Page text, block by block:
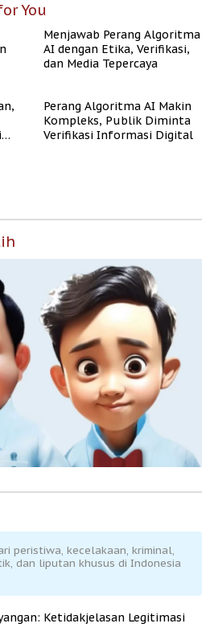
You
Menjawab Perang Algoritma
AI dengan Etika, Verifikasi,
dan Media Tepercaya
Perang Algoritma AI Makin
Kompleks, Publik Diminta
Verifikasi Informasi Digital
peristiwa, kecelakaan, kriminal,
dan liputan khusus di Indonesia
Ketidakjelasan Legitimasi